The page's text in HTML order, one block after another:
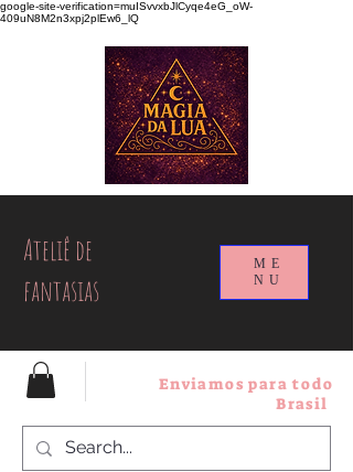
google-site-verification=muISvvxbJlCyqe4eG_oW-
409uN8M2n3xpj2plEw6_lQ
Ateliê de
fantasias
ME
NU
Enviamos para todo
Brasil